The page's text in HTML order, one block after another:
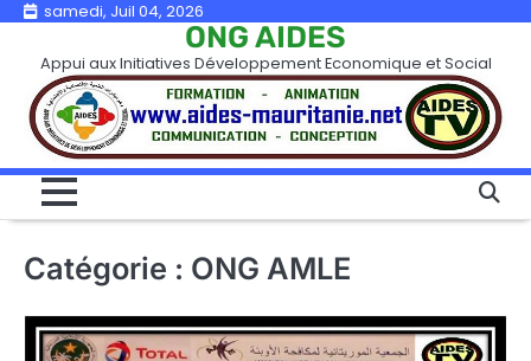
Skip
content
samedi, Juil 04, 2026
ONG AIDES
Appui aux Initiatives Développement Economique et Social
Catégorie : ONG AMLE